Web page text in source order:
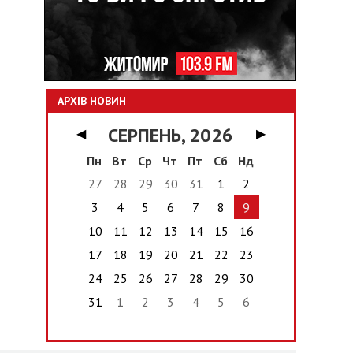
АРХІВ НОВИН
◀ СЕРПЕНЬ, 2026
▶
Пн
Вт Ср Чт Пт Сб
Нд
27
28 29 30 31 1
2
3
4 5 6 7 8
9
10
11 12 13 14 15
16
17
18 19 20 21 22
23
24
25 26 27 28 29
30
31
1 2 3 4 5 6